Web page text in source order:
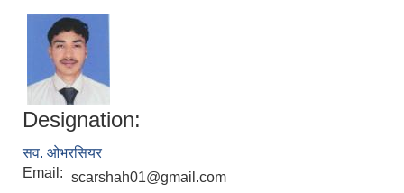
Designation:
सव. ओभरसियर
Email: scarshah01@gmail.com